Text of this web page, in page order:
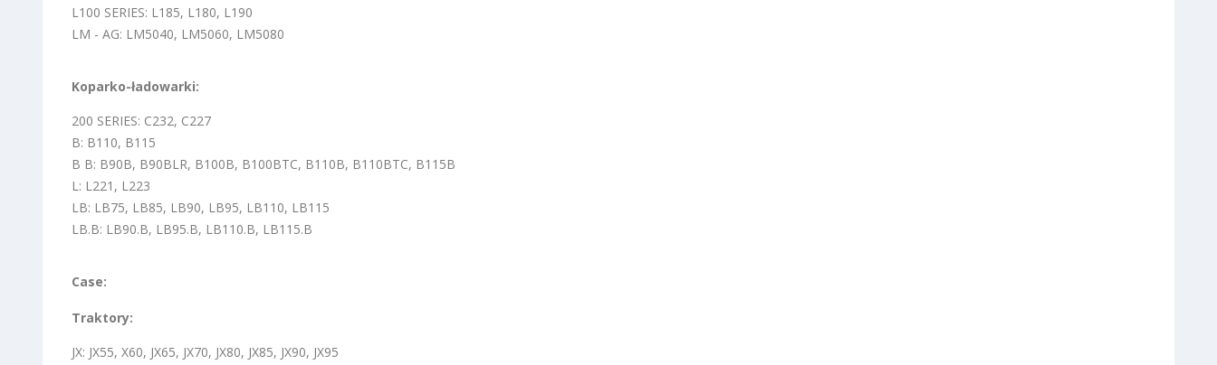
L100 SERIES: L185, L180, L190
LM - AG: LM5040, LM5060, LM5080
Koparko-ładowarki:
200 SERIES: C232, C227
B: B110, B115
B B: B90B, B90BLR, B100B, B100BTC, B110B, B110BTC, B115B
L: L221, L223
LB: LB75, LB85, LB90, LB95, LB110, LB115
LB.B: LB90.B, LB95.B, LB110.B, LB115.B
Case:
Traktory:
JX: JX55, X60, JX65, JX70, JX80, JX85, JX90, JX95